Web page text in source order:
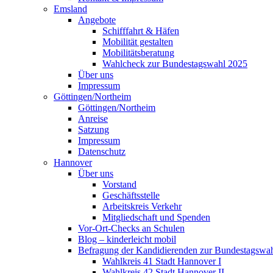
Emsland
Angebote
Schifffahrt & Häfen
Mobilität gestalten
Mobilitätsberatung
Wahlcheck zur Bundestagswahl 2025
Über uns
Impressum
Göttingen/Northeim
Göttingen/Northeim
Anreise
Satzung
Impressum
Datenschutz
Hannover
Über uns
Vorstand
Geschäftsstelle
Arbeitskreis Verkehr
Mitgliedschaft und Spenden
Vor-Ort-Checks an Schulen
Blog – kinderleicht mobil
Befragung der Kandidierenden zur
Wahlkreis 41 Stadt Hannover I